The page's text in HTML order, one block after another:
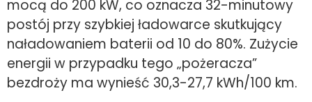
mocą do 200 kW, co oznacza 32-minutowy
postój przy szybkiej ładowarce skutkujący
naładowaniem baterii od 10 do 80%. Zużycie
energii w przypadku tego „pożeracza”
bezdroży ma wynieść 30,3-27,7 kWh/100 km.